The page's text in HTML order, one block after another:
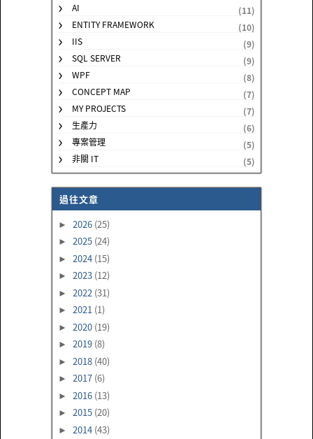
AI
(11)
ENTITY FRAMEWORK
(10)
IIS
(9)
SQL SERVER
(9)
WPF
(8)
CONCEPT MAP
(7)
MY PROJECTS
(7)
生產力
(6)
專案管理
(5)
非關 IT
(5)
過往文章
► 2026 (25)
► 2025 (24)
► 2024 (15)
► 2023 (12)
► 2022 (31)
► 2021 (1)
► 2020 (19)
► 2019 (8)
► 2018 (40)
► 2017 (6)
► 2016 (13)
► 2015 (20)
► 2014 (43)